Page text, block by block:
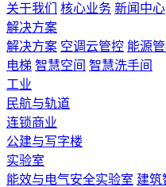
关于我们
核心业务 新闻中心
解决方案
解决方案 空调云管控 能源
电梯 智慧空间 智慧洗手间
工业
民航与轨道
连锁商业
公建与写字楼
实验室
能效与电气安全实验室 建筑